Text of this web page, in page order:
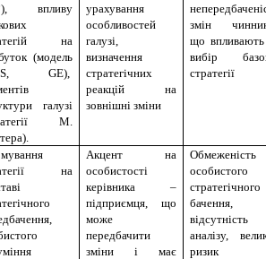
впливу
на
(модель
GE),
галузі
М.
урахування
особливостей
галузі,
визначення
стратегічних
реакцій на
зовнішні зміни
змін
що
вибір
стратегії
на
Акцент на
особистості
керівника –
підприємця, що
може
передбачити
зміни і має
Обмеженість
особистого
стратегічного
бачення,
відсутність
аналізу,
ризик